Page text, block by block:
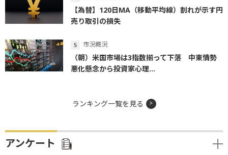
【為替】120日MA（移動平均線）割れが示す円
売り取引の損失
市況概況
（朝）米国市場は3指数揃って下落 中東情勢
悪化懸念から投資家心理...
ランキング一覧を見る
アンケート